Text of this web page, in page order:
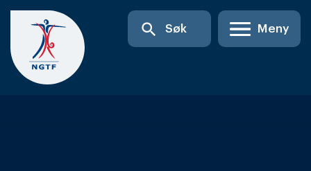
Skip
content
search Søk Meny